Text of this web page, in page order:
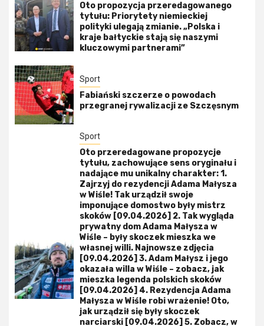
Oto propozycja przeredagowanego
tytułu: Priorytety niemieckiej
polityki ulegają zmianie. „Polska i
kraje bałtyckie stają się naszymi
kluczowymi partnerami”
Sport
Fabiański szczerze o powodach
przegranej rywalizacji ze Szczęsnym
Sport
Oto przeredagowane propozycje
tytułu, zachowujące sens oryginału i
nadające mu unikalny charakter: 1.
Zajrzyj do rezydencji Adama Małysza
w Wiśle! Tak urządził swoje
imponujące domostwo były mistrz
skoków [09.04.2026] 2. Tak wygląda
prywatny dom Adama Małysza w
Wiśle – były skoczek mieszka we
własnej willi. Najnowsze zdjęcia
[09.04.2026] 3. Adam Małysz i jego
okazała willa w Wiśle – zobacz, jak
mieszka legenda polskich skoków
[09.04.2026] 4. Rezydencja Adama
Małysza w Wiśle robi wrażenie! Oto,
jak urządził się były skoczek
narciarski [09.04.2026] 5. Zobacz, w